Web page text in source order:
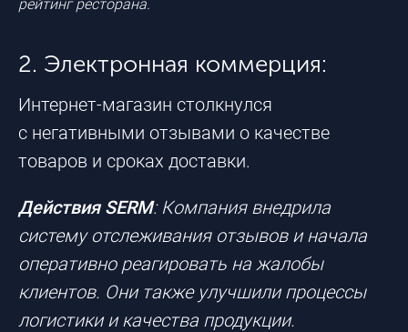
рейтинг ресторана.
2. Электронная коммерция:
Интернет-магазин столкнулся
с негативными отзывами о качестве
товаров и сроках доставки.
Действия SERM: Компания внедрила
систему отслеживания отзывов и начала
оперативно реагировать на жалобы
клиентов. Они также улучшили процессы
логистики и качества продукции.